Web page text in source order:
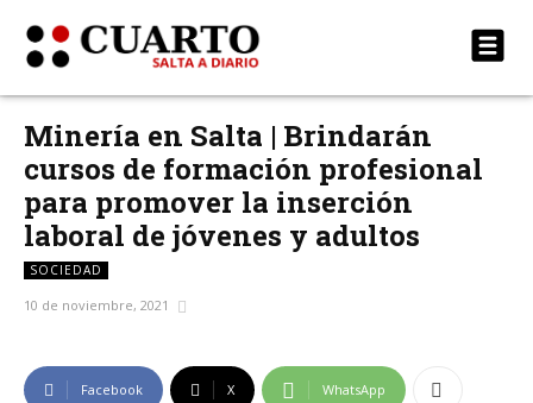
Minería en Salta | Brindarán
cursos de formación profesional
para promover la inserción
laboral de jóvenes y adultos
SOCIEDAD
10 de noviembre, 2021
Facebook X WhatsApp